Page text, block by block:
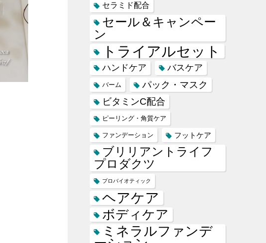
セラミド配合
セール＆キャンペー
ン
トライアルセット
ハンドケア バスケア
バーム
パック・マスク
ビタミンC配合
ピーリング・角質ケア
ファンデーション フットケア
ブリリアントライフ
プロダクツ
プロバイオティック
ヘアケア
ボディケア
ミネラルファンデ